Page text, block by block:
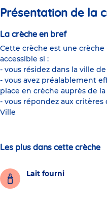
Présentation de la
La crèche en bref
Cette crèche est une crèche
accessible si :
- vous résidez dans la ville
- vous avez préalablement
place en crèche auprès de
- vous répondez aux
Ville
Les plus dans cette crèche
Lait fourni